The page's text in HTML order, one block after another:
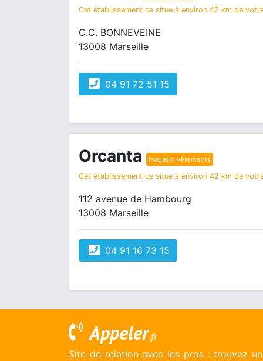
Cet établissement ce situe à environ 42 km de
C.C. BONNEVEINE
13008 Marseille
04 91 72 51 15
Orcanta magasin vêtements
Cet établissement ce situe à environ 42 km de
112 avenue de Hambourg
13008 Marseille
04 91 16 73 15
Appeler.fr
Site de relation avec les pros : trouvez